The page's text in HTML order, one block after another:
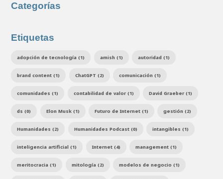
Categorías
Etiquetas
adopción de tecnología (1) amish (1) autoridad (1)
brand content (1) ChatGPT (2) comunicación (1)
comunidades (1) contabilidad de valor (1) David Graeber (1)
ds (0) Elon Musk (1) Futuro de Internet (1) gestión (2)
Humanidades (2) Humanidades Podcast (0) intangibles (1)
inteligencia artificial (1) Internet (4) management (1)
meritocracia (1) mitología (2) modelos de negocio (1)